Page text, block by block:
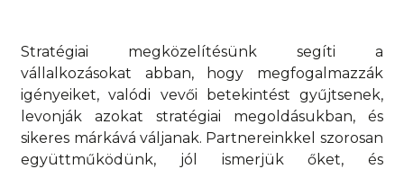
Stratégiai megközelítésünk segíti a
vállalkozásokat abban, hogy megfogalmazzák
igényeiket, valódi vevői betekintést gyűjtsenek,
levonják azokat stratégiai megoldásukban, és
sikeres márkává váljanak. Partnereinkkel szorosan
együttműködünk, jól ismerjük őket, és